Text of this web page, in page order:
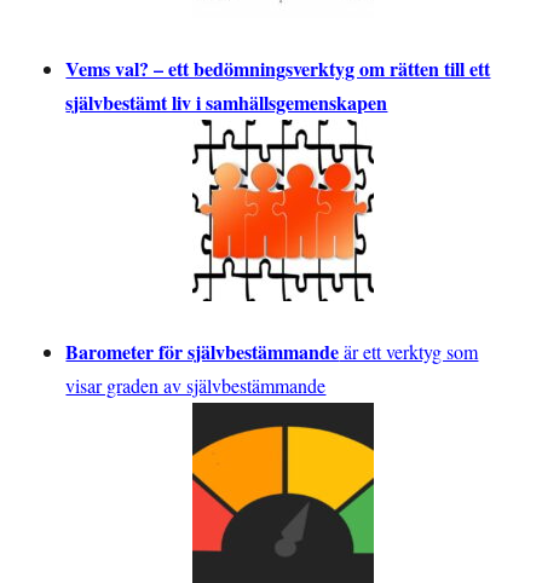
Vems val? – ett bedömningsverktyg om rätten till ett
självbestämt liv i samhällsgemenskapen
Barometer för självbestämmandeär ett verktyg som
visar graden av självbestämmande